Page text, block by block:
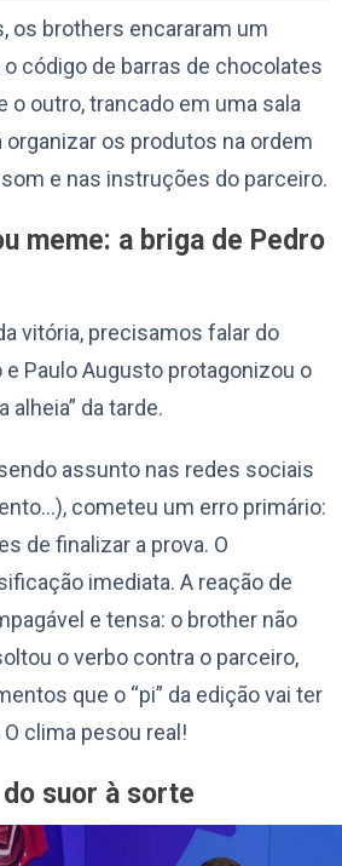
os brothers encararam um
código de barras de chocolates
o outro, trancado em uma sala
organizar os produtos na ordem
e nas instruções do parceiro.
meme: a briga de Pedro
vitória, precisamos falar do
e Paulo Augusto protagonizou o
alheia” da tarde.
assunto nas redes sociais
cometeu um erro primário:
de finalizar a prova. O
imediata. A reação de
e tensa: o brother não
o verbo contra o parceiro,
que o “pi” da edição vai ter
clima pesou real!
suor à sorte